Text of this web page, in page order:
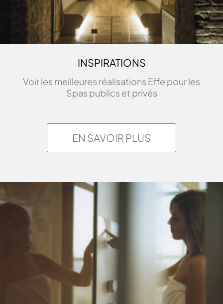
INSPIRATIONS
Voir les meilleures réalisations Effe pour les
Spas publics et privés
EN SAVOIR PLUS